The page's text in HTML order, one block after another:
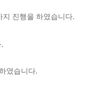
지 진행을 하였습니다.
였습니다.